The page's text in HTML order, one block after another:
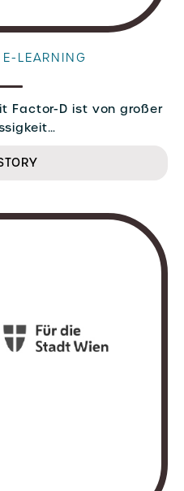
LEARNING
Factor-D ist von großer